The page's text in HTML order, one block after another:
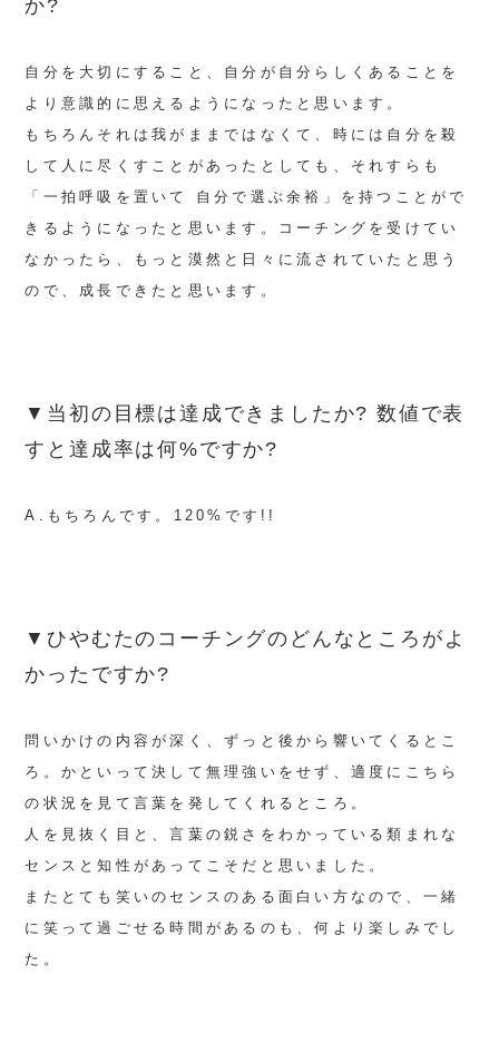
か?
自分を大切にすること、自分が自分らしくあることを
より意識的に思えるようになったと思います。
もちろんそれは我がままではなくて、時には自分を殺
して人に尽くすことがあったとしても、それすらも
「一拍呼吸を置いて 自分で選ぶ余裕」を持つことがで
きるようになったと思います。コーチングを受けてい
なかったら、もっと漠然と日々に流されていたと思う
ので、成長できたと思います。
▼当初の目標は達成できましたか? 数値で表
すと達成率は何%ですか?
A.もちろんです。120%です!!
▼ひやむたのコーチングのどんなところがよ
かったですか?
問いかけの内容が深く、ずっと後から響いてくるとこ
ろ。かといって決して無理強いをせず、適度にこちら
の状況を見て言葉を発してくれるところ。
人を見抜く目と、言葉の鋭さをわかっている類まれな
センスと知性があってこそだと思いました。
またとても笑いのセンスのある面白い方なので、一緒
に笑って過ごせる時間があるのも、何より楽しみでし
た。